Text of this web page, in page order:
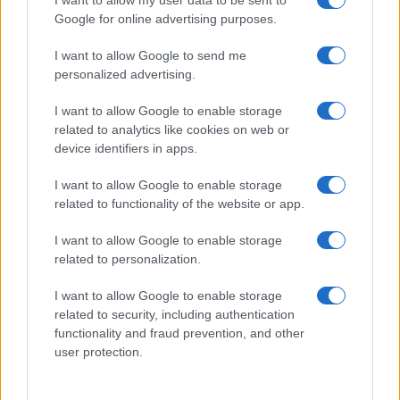
Google for online advertising purposes.
I want to allow Google to send me
personalized advertising.
I want to allow Google to enable storage
related to analytics like cookies on web or
device identifiers in apps.
I want to allow Google to enable storage
related to functionality of the website or app.
I want to allow Google to enable storage
related to personalization.
I want to allow Google to enable storage
related to security, including authentication
functionality and fraud prevention, and other
user protection.
esempio di civiltà e rispetto per la propria città. È